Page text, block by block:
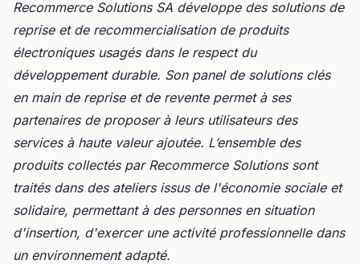
Recommerce Solutions SA développe des solutions de
reprise et de recommercialisation de produits
électroniques usagés dans le respect du
développement durable. Son panel de solutions clés
en main de reprise et de revente permet à ses
partenaires de proposer à leurs utilisateurs des
services à haute valeur ajoutée. L’ensemble des
produits collectés par Recommerce Solutions sont
traités dans des ateliers issus de l'économie sociale et
solidaire, permettant à des personnes en situation
d'insertion, d'exercer une activité professionnelle dans
un environnement adapté.